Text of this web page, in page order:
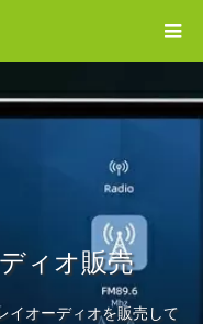
ィオ販売
イオーディオを販売して